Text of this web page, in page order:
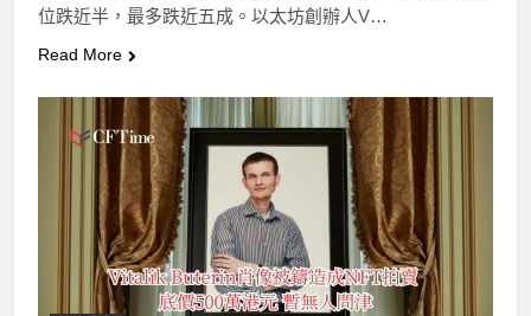
位跌近半，最多跌近五成。以太坊創辦人V…
Read More